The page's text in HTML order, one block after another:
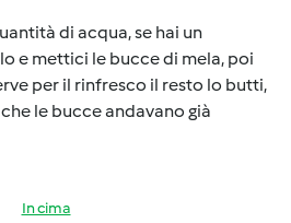
di acqua, se hai un
e mettici le bucce di mela, poi
per il rinfresco il resto lo butti,
le bucce andavano già
In cima